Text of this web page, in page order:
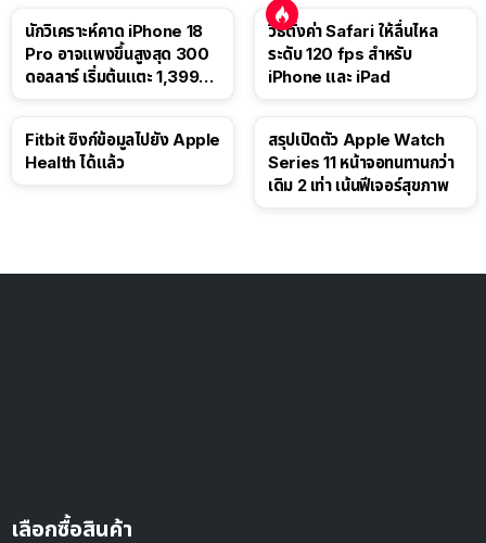
นักวิเคราะห์คาด iPhone 18
Pro อาจแพงขึ้นสูงสุด 300
ดอลลาร์ เริ่มต้นแตะ 1,399
วิธีตั้งค่า Safari ให้ลื่นไหล
ระดับ 120 fps สำหรับ
iPhone และ iPad
Fitbit ซิงก์ข้อมูลไปยัง Apple
Health ได้แล้ว
สรุปเปิดตัว Apple Watch
Series 11 หน้าจอทนทานกว่า
เดิม 2 เท่า เน้นฟีเจอร์สุขภาพ
เลือกซื้อสินค้า